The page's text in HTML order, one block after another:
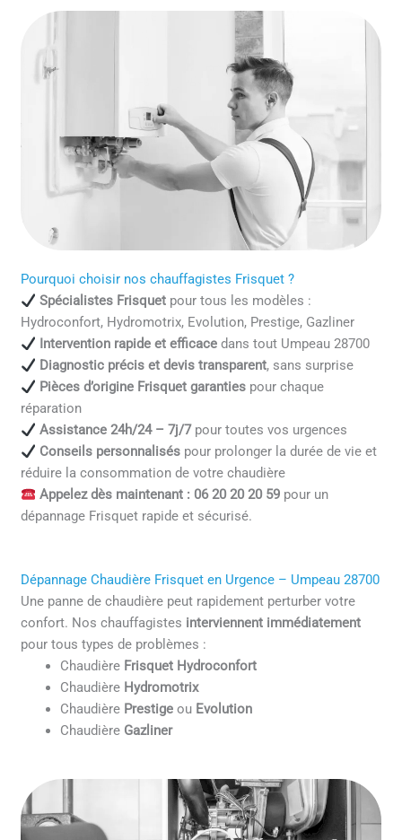
Pourquoi choisir nos chauffagistes Frisquet ?
Spécialistes Frisquetpour tous les modèles :
Hydroconfort, Hydromotrix, Evolution, Prestige, Gazliner
Intervention rapide et efficacedans tout Umpeau 28700
Diagnostic précis et devis transparent, sans surprise
Pièces d’origine Frisquet garantiespour chaque
réparation
Assistance 24h/24 – 7j/7pour toutes vos urgences
Conseils personnaliséspour prolonger la durée de vie et
réduire la consommation de votre chaudière
Appelez dès maintenant : 06 20 20 20 59pour un
dépannage Frisquet rapide et sécurisé.
Dépannage Chaudière Frisquet en Urgence – Umpeau 28700
Une panne de chaudière peut rapidement perturber votre
confort. Nos chauffagistes interviennent immédiatement
pour tous types de problèmes :
Chaudière Frisquet Hydroconfort
Chaudière Hydromotrix
Chaudière Prestige ou Evolution
Chaudière Gazliner